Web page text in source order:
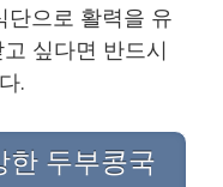
단으로 활력을 유
싶다면 반드시
.
한 두부콩국